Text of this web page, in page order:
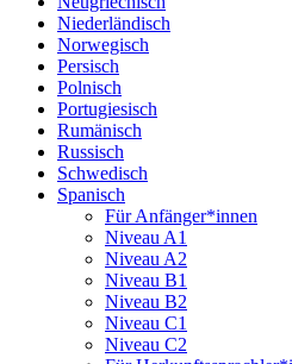
Niederländisch
Norwegisch
Persisch
Polnisch
Portugiesisch
Rumänisch
Russisch
Schwedisch
Spanisch
Für Anfänger*innen
Niveau A1
Niveau A2
Niveau B1
Niveau B2
Niveau C1
Niveau C2